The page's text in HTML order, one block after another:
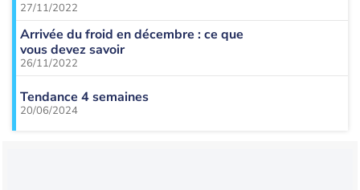
27/11/2022
Arrivée du froid en décembre : ce que
vous devez savoir
26/11/2022
Tendance 4 semaines
20/06/2024